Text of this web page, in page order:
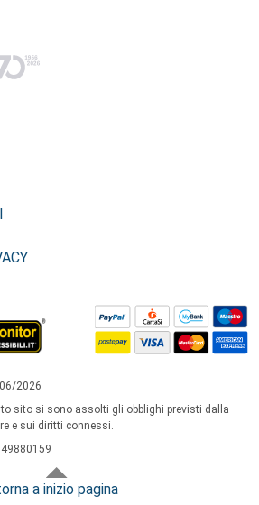
2026
sito si sono assolti gli obblighi previsti dalla
e sui diritti connessi.
a inizio pagina